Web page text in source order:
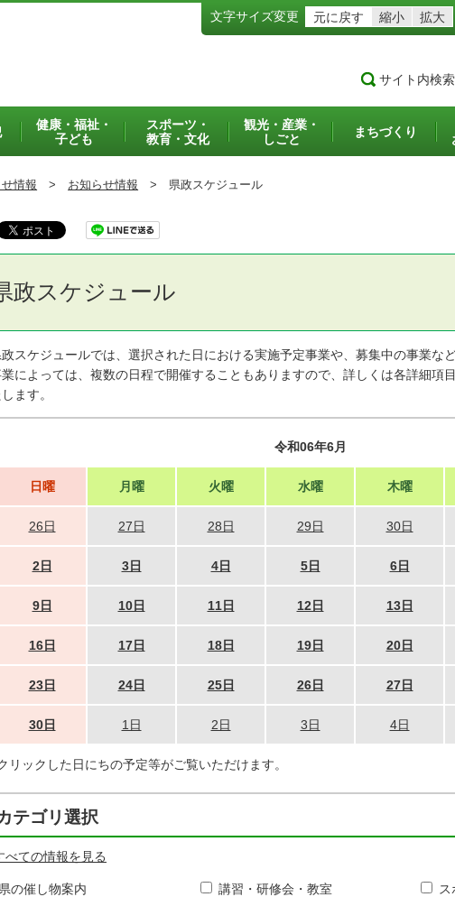
文字サイズ変更 元に戻す 縮小 拡大
サイト内検索
健康・福祉・
子ども
スポーツ・
教育・文化
観光・産業・
しごと
まちづくり
情報 > お知らせ情報 > 県政スケジュール
政スケジュール
ケジュールでは、選択された日における実施予定事業や、募集中の事業など
よっては、複数の日程で開催することもありますので、詳しくは各詳細項
ます。
令和06年6月
日曜 月曜 火曜 水曜 木曜
26日 27日 28日 29日 30日
2日 3日 4日 5日 6日
9日 10日 11日 12日 13日
16日 17日 18日 19日 20日
23日 24日 25日 26日 27日
30日 1日 2日 3日 4日
リックした日にちの予定等がご覧いただけます。
テゴリ選択
べての情報を見る
の催し物案内 講習・研修会・教室